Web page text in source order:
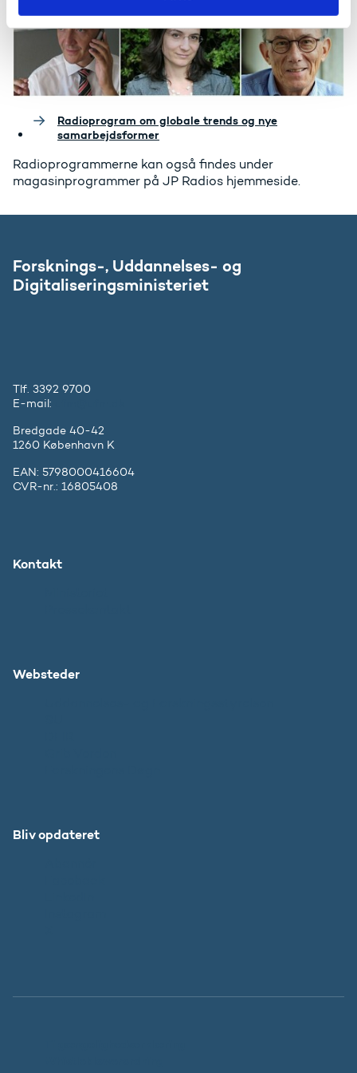
Radioprogram om globale trends og nye
samarbejdsformer
Radioprogrammerne kan også findes under
magasinprogrammer på JP Radios hjemmeside.
Forsknings-, Uddannelses- og
Digitaliseringsministeriet
Tlf. 3392 9700
E-mail:
Bredgade 40-42
1260 København K
EAN: 5798000416604
CVR-nr.: 16805408
Kontakt
Websteder
Bliv opdateret